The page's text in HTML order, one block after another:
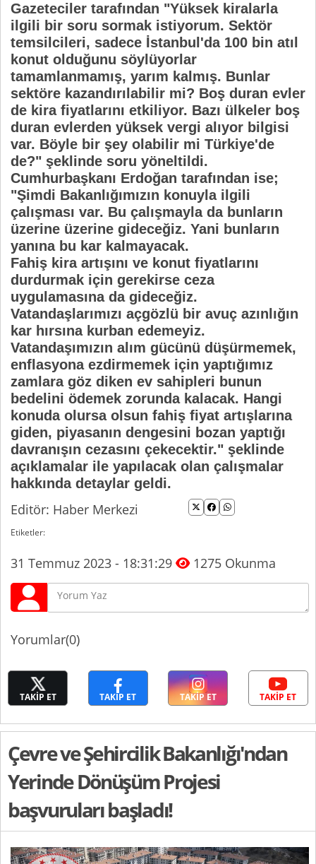
Gazeteciler tarafından "Yüksek kiralarla
ilgili bir soru sormak istiyorum. Sektör
temsilcileri, sadece İstanbul'da 100 bin atıl
konut olduğunu söylüyorlar
tamamlanmamış, yarım kalmış. Bunlar
sektöre kazandırılabilir mi? Boş duran evler
de kira fiyatlarını etkiliyor. Bazı ülkeler boş
duran evlerden yüksek vergi alıyor bilgisi
var. Böyle bir şey olabilir mi Türkiye'de
de?" şeklinde soru yöneltildi.
Cumhurbaşkanı Erdoğan tarafından ise;
"Şimdi Bakanlığımızın konuyla ilgili
çalışması var. Bu çalışmayla da bunların
üzerine üzerine gideceğiz. Yani bunların
yanına bu kar kalmayacak.
Fahiş kira artışını ve konut fiyatlarını
durdurmak için gerekirse ceza
uygulamasına da gideceğiz.
Vatandaşlarımızı açgözlü bir avuç azınlığın
kar hırsına kurban edemeyiz.
Vatandaşımızın alım gücünü düşürmemek,
enflasyona ezdirmemek için yaptığımız
zamlara göz diken ev sahipleri bunun
bedelini ödemek zorunda kalacak. Hangi
konuda olursa olsun fahiş fiyat artışlarına
giden, piyasanın dengesini bozan yaptığı
davranışın cezasını çekecektir." şeklinde
açıklamalar ile yapılacak olan çalışmalar
hakkında detaylar geldi.
Editör: Haber Merkezi
Etiketler:
31 Temmuz 2023 - 18:31:29 1275 Okunma
Yorumlar(0)
TAKİP ET TAKİP ET TAKİP ET TAKİP ET
Çevre ve Şehircilik Bakanlığı'ndan
Yerinde Dönüşüm Projesi
başvuruları başladı!